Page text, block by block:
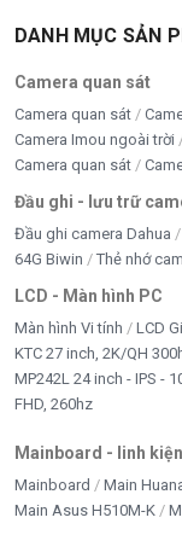
DANH MỤC SẢN
Camera quan sát
Camera quan sát
Camera Imou ngoài trời
Camera quan sát
Đầu ghi - lưu trữ
Đầu ghi camera Dahua
64G Biwin
Thẻ nhớ
LCD - Màn hình PC
Màn hình Vi tính LCD
KTC 27 inch, 2K/QH
MP242L 24 inch - IPS -
FHD, 260hz
Mainboard - linh
Mainboard Main
Main Asus H510M-K